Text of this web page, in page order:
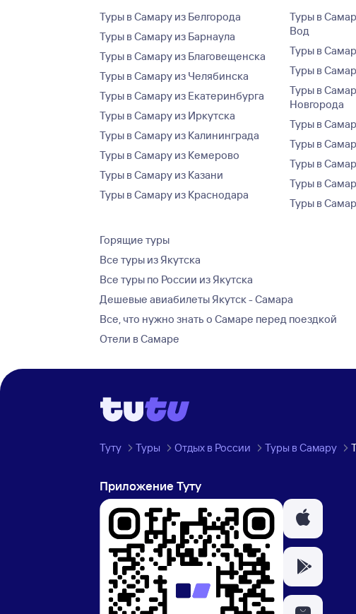
Туры в Самару из Белгорода
Туры в Самару из Барнаула
Туры в Самару из Благовещенска
Туры в Самару из Челябинска
Туры в Самару из Екатеринбурга
Туры в Самару из Иркутска
Туры в Самару из Калининграда
Туры в Самару из Кемерово
Туры в Самару из Казани
Туры в Самару из Краснодара
Туры в
Вод
Туры в
Туры в
Туры в
Новгорода
Туры в
Туры в
Туры в
Туры в
Туры в
Горящие туры
Все туры из Якутска
Все туры по России из Якутска
Дешевые авиабилеты Якутск - Самара
Все, что нужно знать о Самаре перед поездкой
Отели в Самаре
Туту Туры Отдых в России Туры в Самару
Приложение Туту